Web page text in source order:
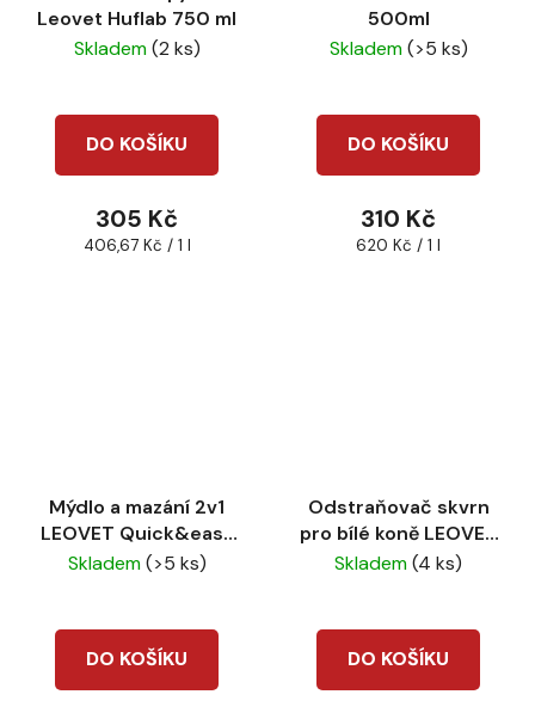
Leovet Huflab 750 ml
Skladem(2 ks)
DO KOŠÍKU
305 Kč
Měrná
406,67 Kč / 1 l
500ml
Skladem(>5 ks)
DO KOŠÍKU
310 Kč
Měrná
620 Kč / 1 l
Mýdlo a mazání 2v1
LEOVET Quick&easy
250ml
Skladem(>5 ks)
DO KOŠÍKU
Odstraňovač skvrn
pro bílé koně LEOVET
Schimme striegel
Skladem(4 ks)
DO KOŠÍKU